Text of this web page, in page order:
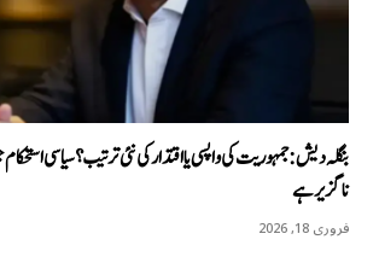
بنگلہ دیش: جمہوریت کی واپسی یا اقتدار کی نئی ترتیب؟ سیاسی استحکام
ناگزیر ہے
فروری 18, 2026